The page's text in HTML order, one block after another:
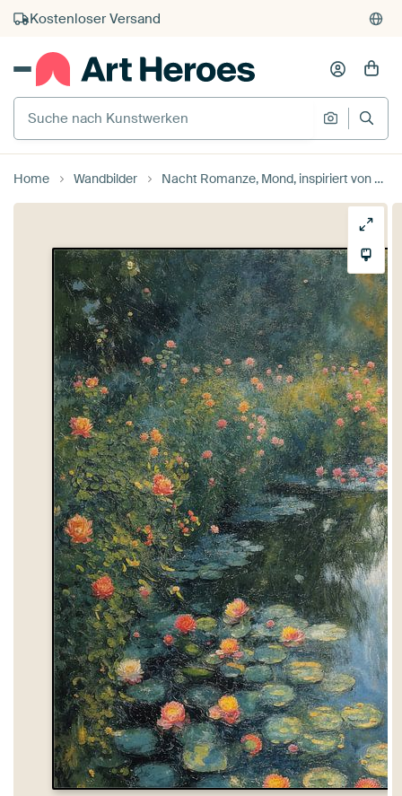
Kauf auf Rechnung
Individueller Druck auf Bestellung
Suche nach Kunstwerken
Suche
Home Wandbilder Nacht Romanze, Mond, inspiriert von Monet von Niklas Maximilian